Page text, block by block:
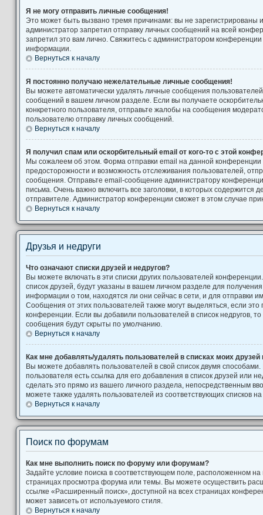
Я не могу отправить личные сообщения!
Это может быть вызвано тремя причинами: вы не
администратор запретил отправку личных сообщений на всей
запретил это вам лично. Свяжитесь с администратором
информации.
Вернуться к началу
Я постоянно получаю нежелательные личные сообщения!
Вы можете автоматически удалять личные сообщения
сообщений в вашем личном разделе. Если вы получаете
конкретного пользователя, отправьте жалобы на сообщения
пользователю отправку личных сообщений.
Вернуться к началу
Я получил спам или оскорбительный email от кого-то с этой
Мы сожалеем об этом. Форма отправки email на данной
предосторожности и возможность отслеживания пользователей,
сообщения. Отправьте email-сообщение администратору
письма. Очень важно включить все заголовки, в которых содержится
отправителе. Администратор конференции сможет в этом случае
Вернуться к началу
Друзья и недруги
Что означают списки друзей и недругов?
Вы можете включать в эти списки других пользователей
список друзей, будут указаны в вашем личном разделе для
информации о том, находятся ли они сейчас в сети, и для отправки
Сообщения от этих пользователей также могут выделяться, если
конференции. Если вы добавили пользователей в список недругов,
сообщения будут скрыты по умолчанию.
Вернуться к началу
Как мне добавлять/удалять пользователей в списках моих друзей
Вы можете добавлять пользователей в свой список двумя
пользователя есть ссылка для его добавления в список друзей или
сделать это прямо из вашего личного раздела, непосредственным
можете также удалять пользователей из соответствующих списков
Вернуться к началу
Поиск по форумам
Как мне выполнить поиск по форуму или форумам?
Задайте условие поиска в соответствующем поле, расположенном
страницах просмотра форума или темы. Вы можете осуществить
ссылке «Расширенный поиск», доступной на всех страницах
может зависеть от используемого стиля.
Вернуться к началу